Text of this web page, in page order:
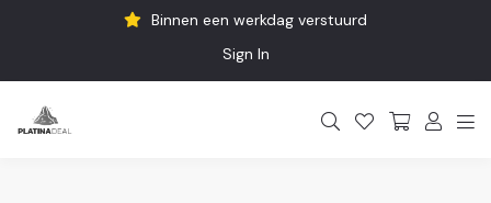
Binnen een werkdag verstuurd
Sign In